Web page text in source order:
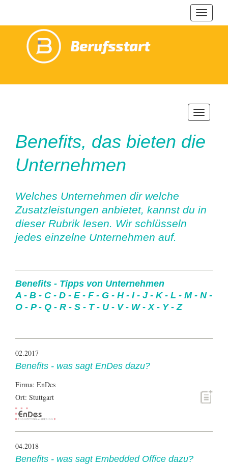
ein-/
Benefits, das bieten die
Unternehmen
Welches Unternehmen dir welche
Zusatzleistungen anbietet, kannst du in
dieser Rubrik lesen. Wir schlüsseln
jedes einzelne Unternehmen auf.
Benefits - Tipps von Unternehmen
A - B - C - D - E - F - G - H - I - J - K - L - M - N -
O - P - Q - R - S - T- U - V - W -X - Y -Z
02.2017
Benefits - was sagt EnDes dazu?
Firma: EnDes
Ort: Stuttgart
04.2018
Benefits - was sagt Embedded Office dazu?